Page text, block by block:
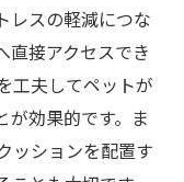
レスの軽減につな
直接アクセスでき
工夫してペットが
が効果的です。ま
ッションを配置す